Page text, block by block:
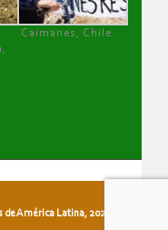
Caimanes, Chile
América Latina, 2026